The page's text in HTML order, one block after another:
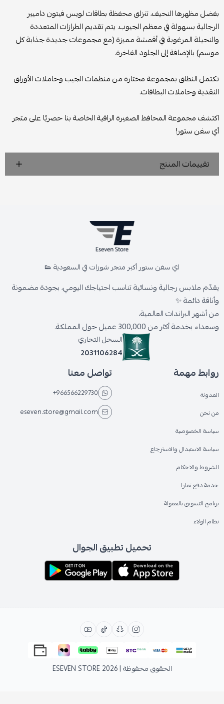
بفضل مظهرها النحيف، تنزلق محفظة بطاقات لويس فيتون داميير
الرجالية بسهولة في معظم الجيوب. يتم تقديم الطرازات المتعددة
والنحيلة المرغوبة في أقمشة مميزة (مع مجموعات جديدة جذابة كل
موسم) بالإضافة إلى الجلود الفاخرة.
تكتمل النطاق بمجموعة مختارة من منظمات الجيب وحاملات الأوراق
النقدية وحاملات البطاقات.
اكتشف مجموعة المحافظ الصغيرة الراقية الخاصة بنا حصريًا على متجر
أي سفن ستور!
تقييمات المنتج
اي سفن ستور أكبر متجر شوزات في السعودية 👟
يقدّم ملابس رجالية ونسائية تناسب احتياجك اليومي، بجودة مضمونة
وأناقة دائمة ✨
من أشهر البراندات العالمية،
وسعداء بخدمة أكثر من 300,000 عميل حول المملكة.
السجل التجاري
2031106284
روابط مهمة
المدونة
من نحن
سياسة الخصوصية
سياسة الاستبدال والاسترجاع
الشروط والاحكام
خدمة دفع تمارا
برنامج التسويق بالعمولة
نظام الولاء
تواصل معنا
+966566229730
eseven.store@gmail.com
تحميل تطبيق الجوال
الحقوق محفوظة | 2026 ESEVEN STORE